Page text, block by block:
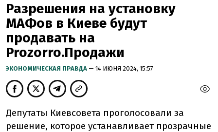
Разрешения на установку
МАФов в Киеве будут
продавать на
Prozorro.Продажи
ЭКОНОМИЧЕСКАЯ ПРАВДА — 14 ИЮНЯ 2024, 15:57
Депутаты Киевсовета проголосовали за
решение, которое устанавливает прозрачные